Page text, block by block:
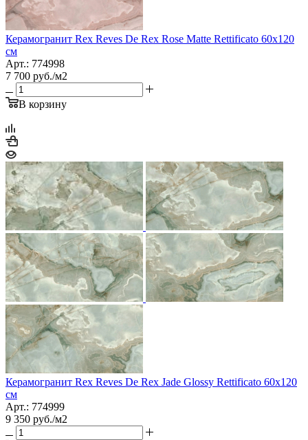
Керамогранит Rex Reves De Rex Rose Matte Rettificato 60x120
см
Арт.: 774998
7 700 руб./м2
В корзину
Керамогранит Rex Reves De Rex Jade Glossy Rettificato 60x120
см
Арт.: 774999
9 350 руб./м2